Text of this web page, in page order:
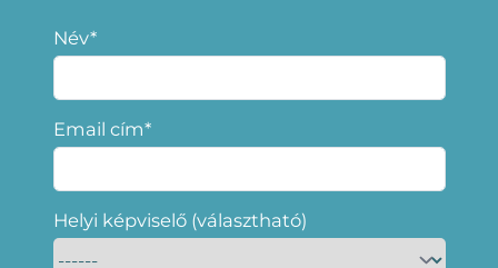
Név*
Email cím*
Helyi képviselő (választható)